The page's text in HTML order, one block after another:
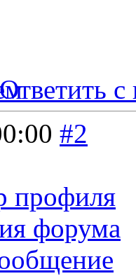
с
#2
профиля
форума